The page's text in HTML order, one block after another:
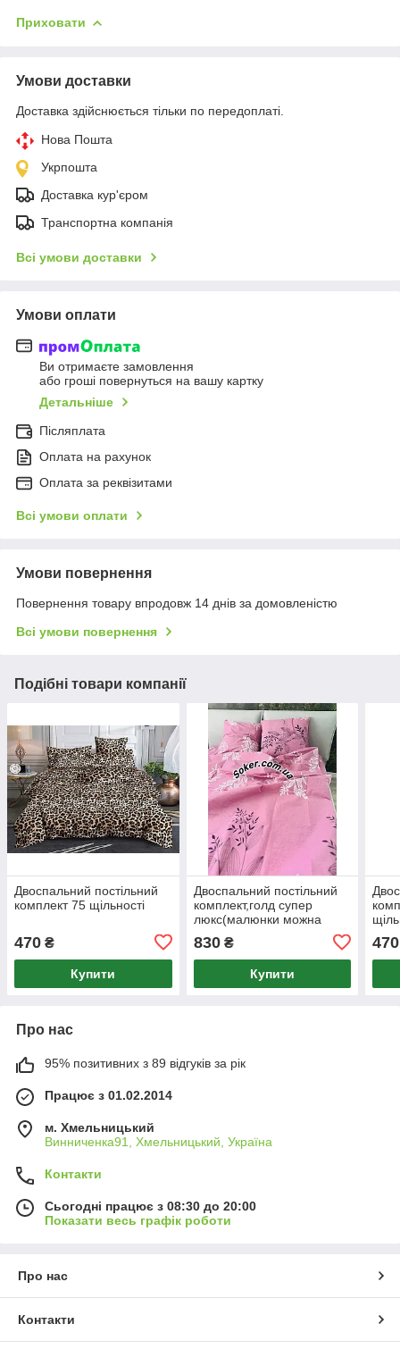
Приховати
Умови доставки
Доставка здійснюється тільки по передоплаті.
Нова Пошта
Укрпошта
Доставка кур'єром
Транспортна компанія
Всі умови доставки
Умови оплати
Ви отримаєте замовлення
або гроші повернуться на вашу картку
Детальніше
Післяплата
Оплата на рахунок
Оплата за реквізитами
Всі умови оплати
Умови повернення
Повернення товару впродовж 14 днів за домовленістю
Всі умови повернення
Подібні товари компанії
Двоспальний постільний
комплект 75 щільності
470 ₴
Купити
Двоспальний постільний
комплект,голд супер
люкс(малюнки можна
830₴
Купити
470
Про нас
95% позитивних з 89 відгуків за рік
Працює з 01.02.2014
м. Хмельницький
Винниченка91, Хмельницький, Україна
Контакти
Сьогодні працює з 08:30 до 20:00
Показати весь графік роботи
Про нас
Контакти